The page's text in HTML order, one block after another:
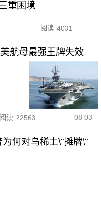
重困境
阅读 4031
航母最强王牌失效
阅读 22563 08-03
何对乌稀土\"摊牌\"